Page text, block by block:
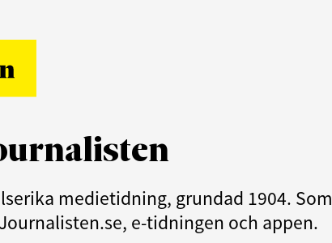
medietidning, grundad 1904. Som
e-tidningen och appen.